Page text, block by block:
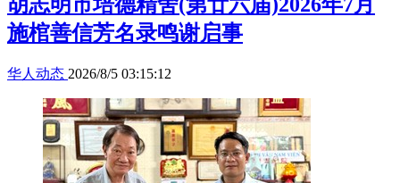
胡志明市培德精舍(第廿六届)2026年7月
施棺善信芳名录鸣谢启事
华人动态 2026/8/5 03:15:12